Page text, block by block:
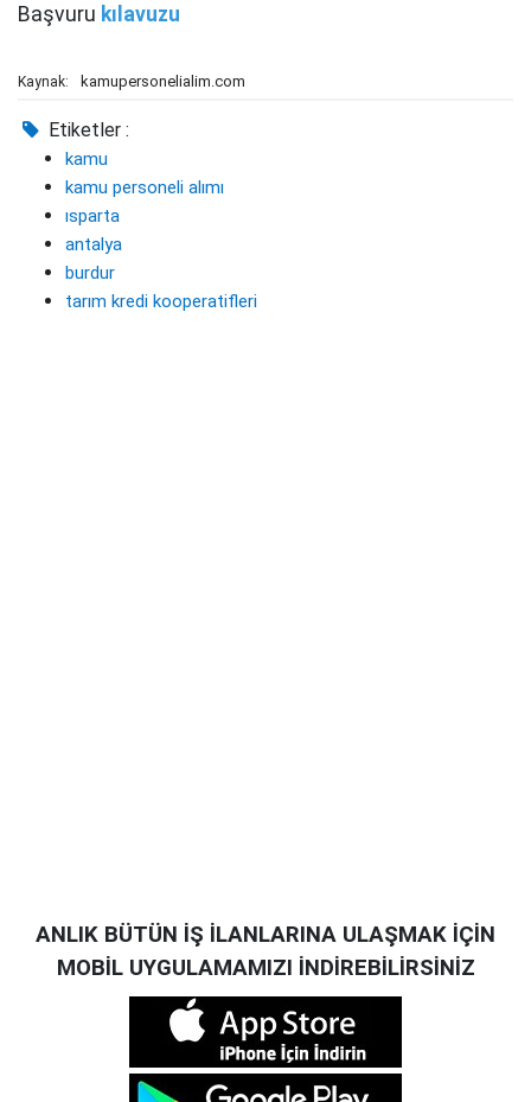
Başvuru kılavuzu
Kaynak: kamupersonelialim.com
Etiketler :
kamu
kamu personeli alımı
ısparta
antalya
burdur
tarım kredi kooperatifleri
ANLIK BÜTÜN İŞ İLANLARINA ULAŞMAK İÇİN
MOBİL UYGULAMAMIZI İNDİREBİLİRSİNİZ